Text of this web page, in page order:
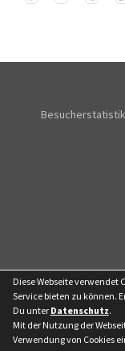
Besucherstatistik
Diese Webseite verwendet
Service bieten zu können.
Du unter Datenschutz.
Mit der Nutzung der
Verwendung von Cookies